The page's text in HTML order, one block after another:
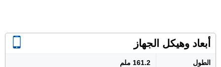
أبعاد وهيكل الجهاز
الطول 161.2 ملم